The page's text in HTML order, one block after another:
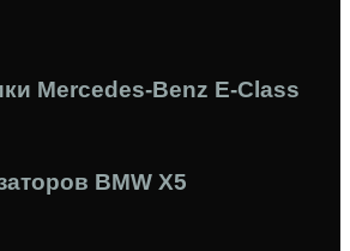
Mercedes-Benz E-Class
BMW X5